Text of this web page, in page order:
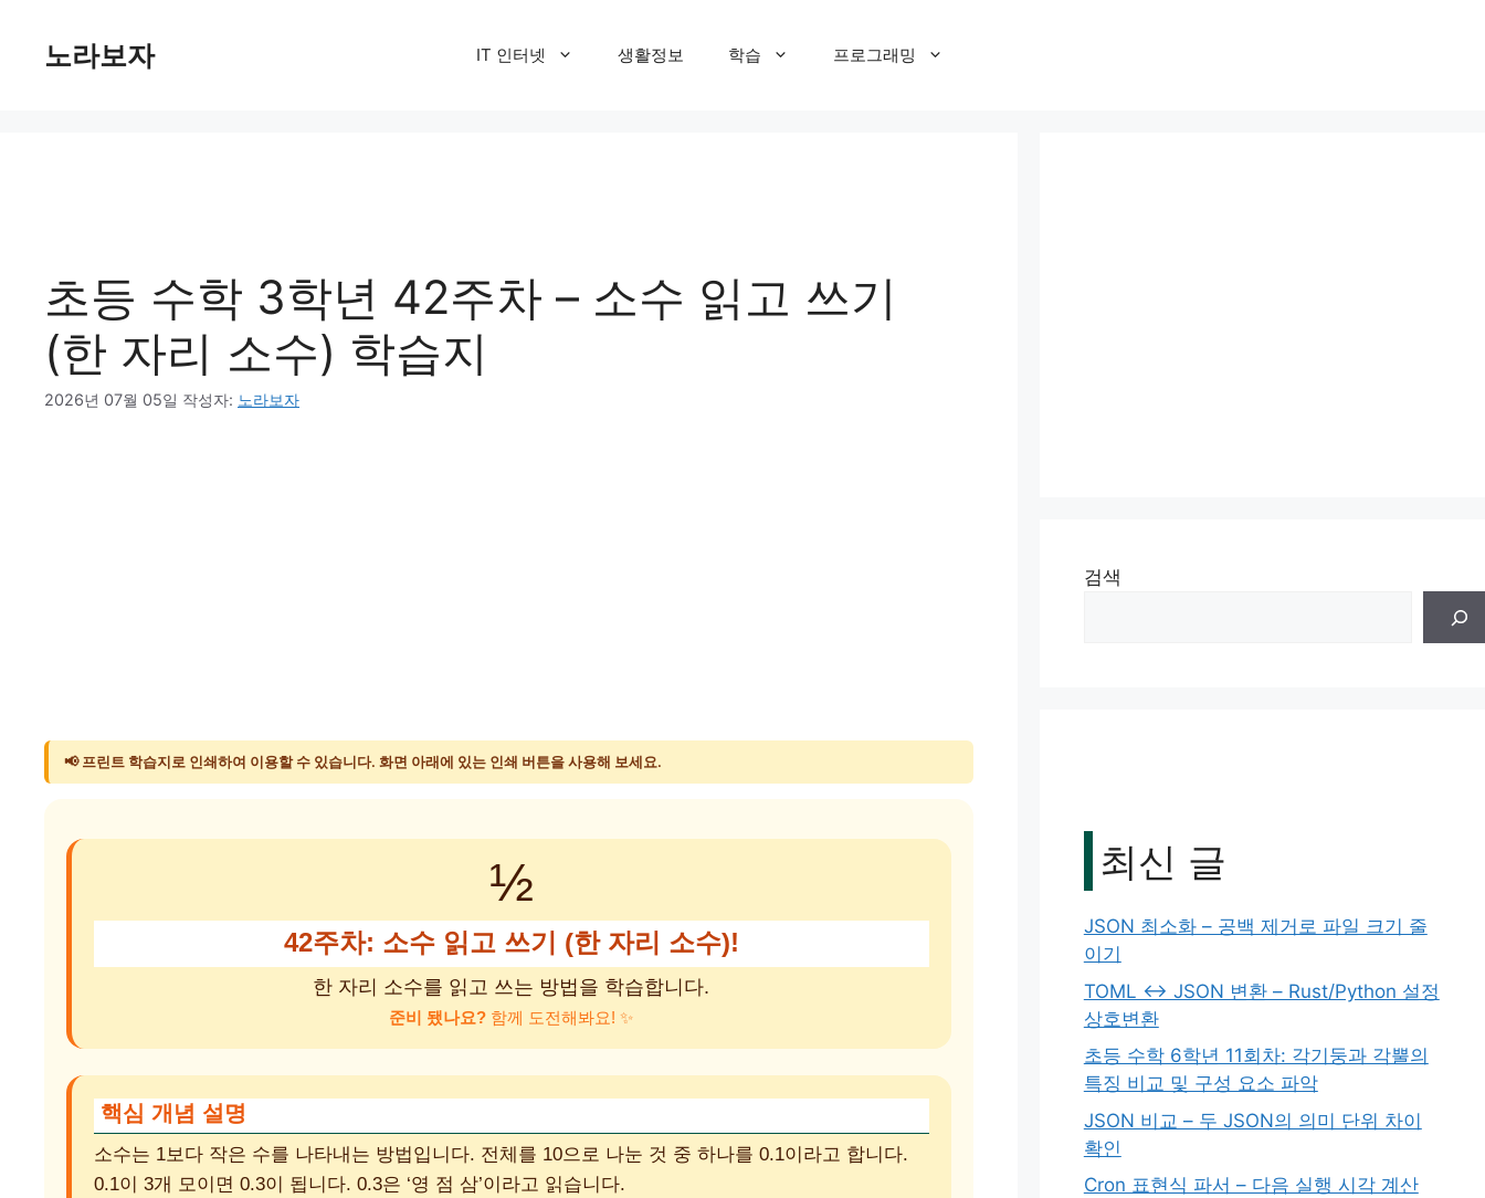
노라보자 IT 인터넷 생활정보 학습 프로그래밍
초등 수학 3학년 42주차 – 소수 읽고 쓰기
(한 자리 소수) 학습지
2026년 07월 05일 작성자: 노라보자
📢 프린트 학습지로 인쇄하여 이용할 수 있습니다. 화면 아래에 있는 인쇄 버튼을 사용해 보세요.
½
42주차: 소수 읽고 쓰기 (한 자리 소수)!
한 자리 소수를 읽고 쓰는 방법을 학습합니다.
준비 됐나요? 함께 도전해봐요! ✨
핵심 개념 설명
소수는 1보다 작은 수를 나타내는 방법입니다. 전체를 10으로 나눈 것 중 하나를 0.1이라고 합니다.
0.1이 3개 모이면 0.3이 됩니다. 0.3은 ‘영 점 삼’이라고 읽습니다.
검색
최신 글
JSON 최소화 – 공백 제거로 파일 크기 줄
이기
TOML ↔ JSON 변환 – Rust/Python 설정
상호변환
초등 수학 6학년 11회차: 각기둥과 각뿔의
특징 비교 및 구성 요소 파악
JSON 비교 – 두 JSON의 의미 단위 차이
확인
Cron 표현식 파서 – 다음 실행 시각 계산